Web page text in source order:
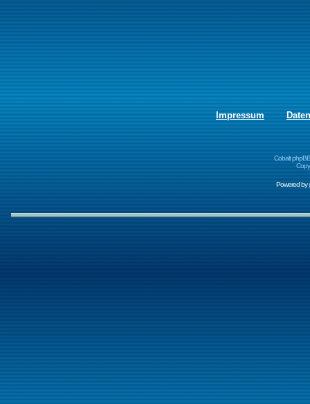
Impressum
Cobalt
Powered by